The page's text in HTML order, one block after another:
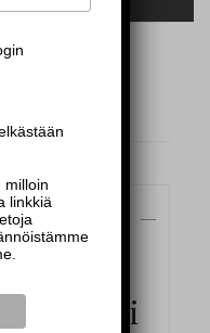
, —
–
blogi
milloin
linkkiä